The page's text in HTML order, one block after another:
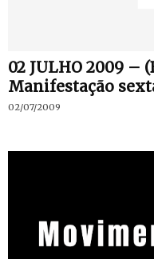
02 JULHO 2009 –
Manifestação
02/07/2009